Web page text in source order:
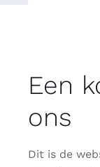
Een
ons
Dit is de